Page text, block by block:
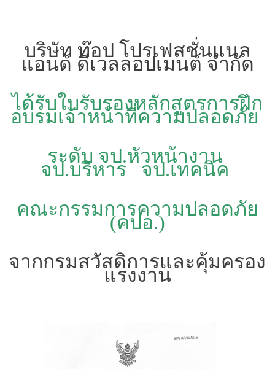
บริษัท ท๊อป โปรเฟสชั่นแนล
แอนด์ ดีเวลลอปเมนต์ จำกัด
ได้รับใบรับรองหลักสูตรการฝึก
อบรมเจ้าหน้าที่ความปลอดภัย
ระดับ จป.หัวหน้างาน
จป.บริหาร จป.เทคนิค
คณะกรรมการความปลอดภัย
(คปอ.)
จากกรมสวัสดิการและคุ้มครอง
แรงงาน